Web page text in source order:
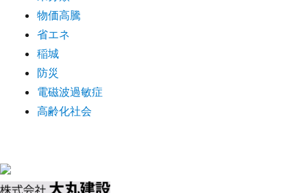
物価高騰
省エネ
稲城
防災
電磁波過敏症
高齢化社会